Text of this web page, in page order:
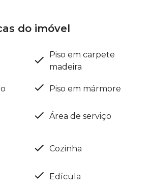
do imóvel
Piso em carpete
madeira
Piso em mármore
Área de serviço
Cozinha
Edícula